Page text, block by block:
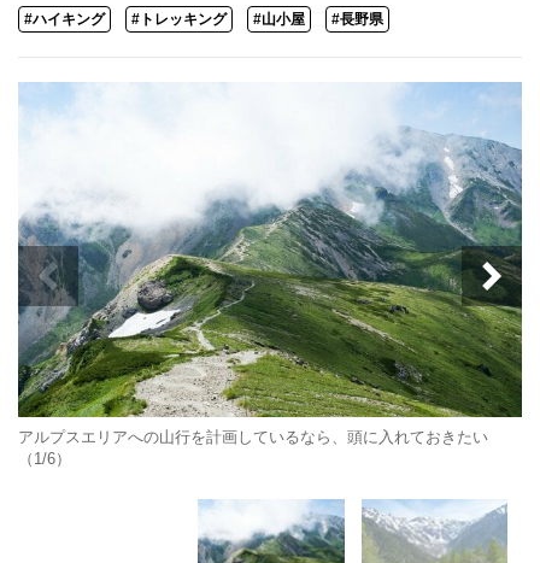
#ハイキング #トレッキング #山小屋 #長野県
アルプスエリアへの山行を計画しているなら、頭に入れておきたい
（1/6）